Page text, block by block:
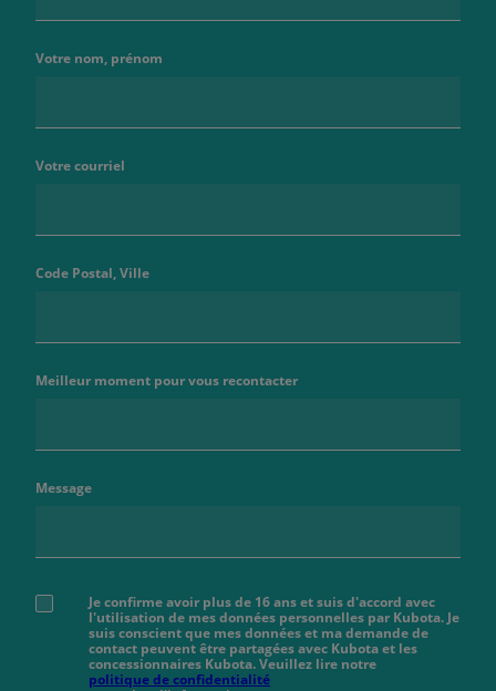
Votre nom, prénom
Votre courriel
Code Postal, Ville
Meilleur moment pour vous recontacter
Message
Je confirme avoir plus de 16 ans et suis d'accord avec
l'utilisation de mes données personnelles par Kubota. Je
suis conscient que mes données et ma demande de
contact peuvent être partagées avec Kubota et les
concessionnaires Kubota. Veuillez lire notre
politique de confidentialité